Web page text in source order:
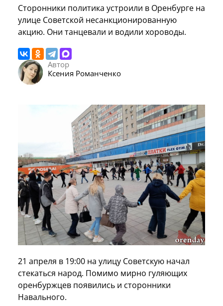
Сторонники политика устроили в Оренбурге на
улице Советской несанкционированную
акцию. Они танцевали и водили хороводы.
Автор
Ксения Романченко
21 апреля в 19:00 на улицу Советскую начал
стекаться народ. Помимо мирно гуляющих
оренбуржцев появились и сторонники
Навального.